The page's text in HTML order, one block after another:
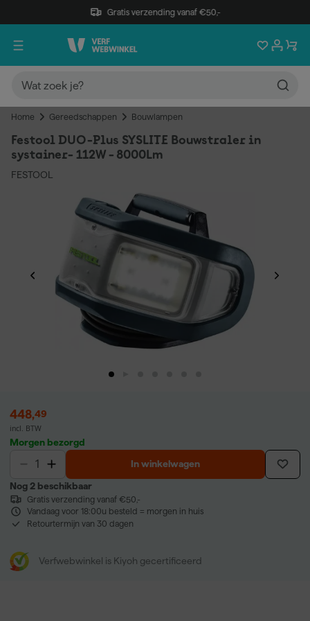
Gratis verzending vanaf €50,-
Home Gereedschappen Bouwlampen
Festool DUO-Plus SYSLITE Bouwstraler in
systainer- 112W - 8000Lm
FESTOOL
448,49
incl. BTW
Morgen bezorgd
In winkelwagen
Nog 2 beschikbaar
Gratis verzending vanaf €50,-
Vandaag voor 18:00u besteld = morgen in huis
Retourtermijn van 30 dagen
Verfwebwinkel is Kiyoh gecertificeerd